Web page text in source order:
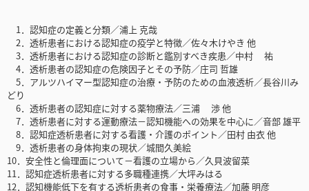
1．認知症の定義と分類／浦上 克哉
2．透析患者における認知症の疫学と特徴／佐々木けやき 他
3．透析患者における認知症の診断と鑑別すべき疾患／中村 祐
4．透析患者の認知症の危険因子とその予防／庄司 哲雄
5．アルツハイマー型認知症の治療・予防のための血液透析／長谷川み
どり
6．透析患者の認知症に対する薬物療法／三浦 渉 他
7．透析患者に対する運動療法－認知機能への効果を中心に／音部 雄平
8．認知症透析患者に対する看護・介護のポイント／田村 由衣 他
9．透析患者の身体拘束の現状／城間久美絵
10．安全性と倫理面について－看護の立場から／久貝波留菜
11．認知症透析患者に対する多職種連携／大坪みはる
12．認知機能低下を有する透析患者の食事・栄養療法／加藤 明彦